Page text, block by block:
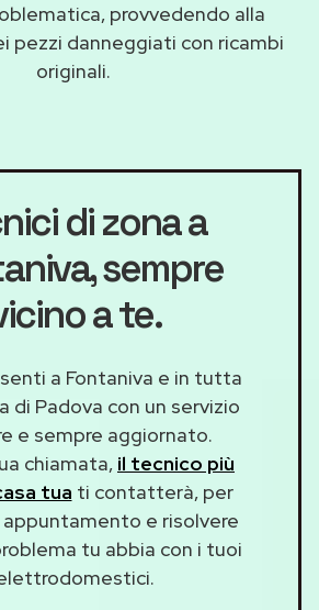
provvedendo alla
pezzi danneggiati con ricambi
originali.
di zona a
, sempre
a te.
a Fontaniva e in tutta
di Padova con un servizio
e sempre aggiornato.
chiamata, il tecnico più
tua ti contatterà, per
appuntamento e risolvere
tu abbia con i tuoi